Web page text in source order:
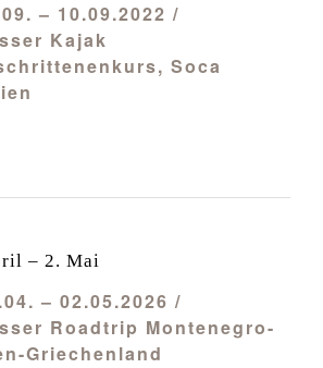
– 10.09.2022 /
Kajak
Soca
– 02.05.2026 /
Roadtrip Montenegro-
Griechenland
– 2. Mai